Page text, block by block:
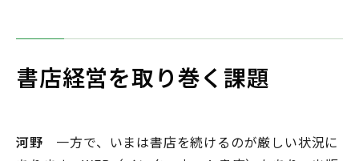
書店経営を取り巻く課題
河野 一方で、いまは書店を続けるのが厳しい状況に